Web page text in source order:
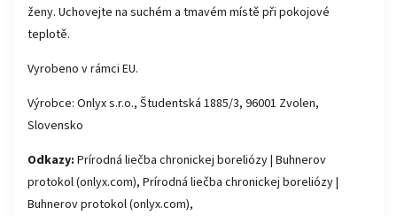
ženy. Uchovejte na suchém a tmavém místě při pokojové
teplotě.
Vyrobeno v rámci EU.
Výrobce: Onlyx s.r.o., Študentská 1885/3, 96001 Zvolen,
Slovensko
Odkazy: Prírodná liečba chronickej boreliózy | Buhnerov
protokol (onlyx.com), Prírodná liečba chronickej boreliózy |
Buhnerov protokol (onlyx.com),